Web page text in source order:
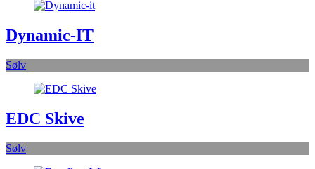
Dynamic-IT
Sølv
EDC Skive
Sølv